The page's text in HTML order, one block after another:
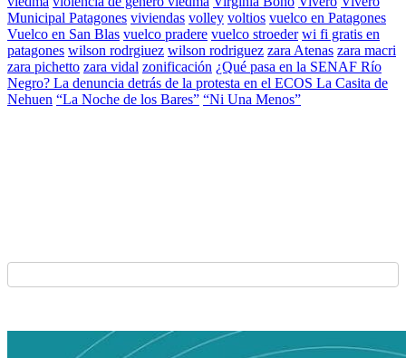
Municipal Patagones viviendas volley voltios vuelco en Patagones
Vuelco en San Blas vuelco pradere vuelco stroeder wi fi gratis en
patagones wilson rodrgiuez wilson rodriguez zara Atenas zara macri
zara pichetto zara vidal zonificación ¿Qué pasa en la SENAF Río
Negro? La denuncia detrás de la protesta en el ECOS La Casita de
Nehuen “La Noche de los Bares” “Ni Una Menos”